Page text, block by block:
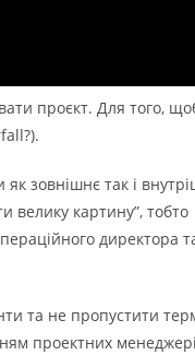
проєкт. Для того,
зовнішнє так і
картину”, тобто
директора
та не пропустити
проектних